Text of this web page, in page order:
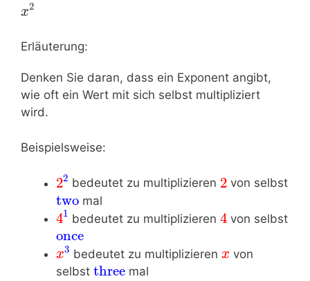
x2
Erläuterung:
Denken Sie daran, dass ein Exponent angibt,
wie oft ein Wert mit sich selbst multipliziert
wird.
Beispielsweise:
22 bedeutet zu multiplizieren 2 von selbst
two mal
41 bedeutet zu multiplizieren4 von selbst
once
x3 bedeutet zu multiplizierenx von
selbst three mal